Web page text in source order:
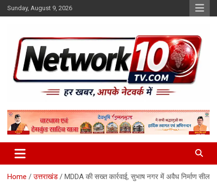
Skip
to
Sunday, August 9, 2026
Network10tv
Home उत्तराखंड MDDA की सख्त कार्रवाई, सुभाष नगर में अवैध निर्माण सील